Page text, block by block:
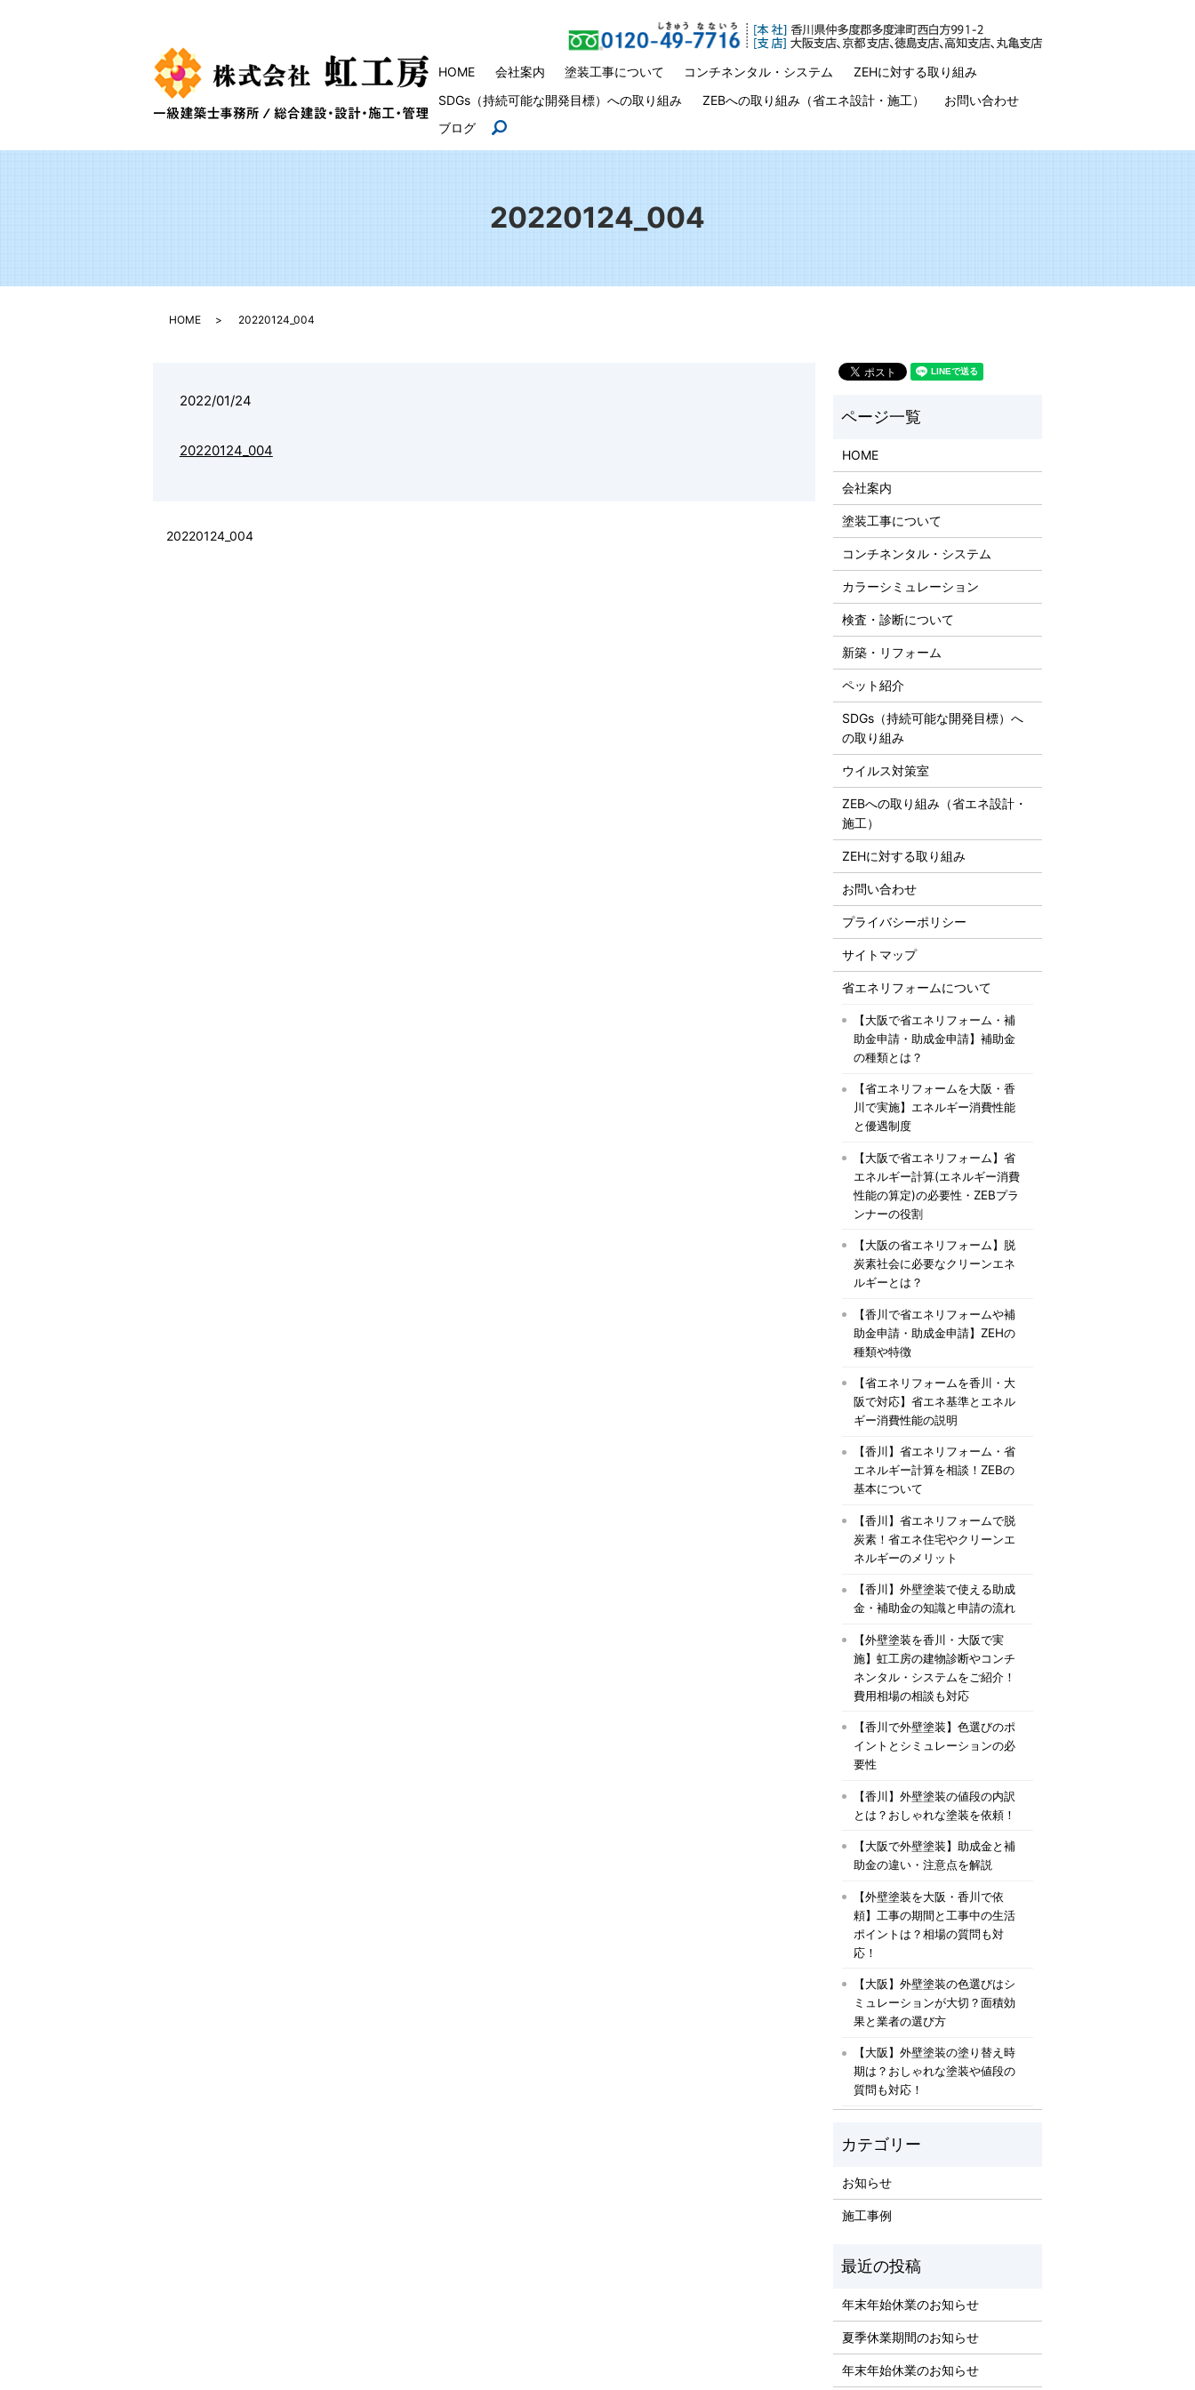
HOME 会社案内 塗装工事について コンチネンタル・システム
ZEHに対する取り組み
SDGs（持続可能な開発目標）への取り組み
ZEBへの取り組み（省エネ設計・施工）
お問い合わせ
ブログ
search
20220124_004
HOME 20220124_004
2022/01/24
20220124_004
20220124_004
HOME
会社案内
塗装工事について
コンチネンタル・システム
カラーシミュレーション
検査・診断について
新築・リフォーム
ペット紹介
SDGs（持続可能な開発目標）へ
の取り組み
ウイルス対策室
ZEBへの取り組み（省エネ設計・
施工）
ZEHに対する取り組み
お問い合わせ
プライバシーポリシー
サイトマップ
省エネリフォームについて
【大阪で省エネリフォーム・補
助金申請・助成金申請】補助金
の種類とは？
【省エネリフォームを大阪・香
川で実施】エネルギー消費性能
と優遇制度
【大阪で省エネリフォーム】省
エネルギー計算(エネルギー消費
性能の算定)の必要性・ZEBプラ
ンナーの役割
【大阪の省エネリフォーム】脱
炭素社会に必要なクリーンエネ
ルギーとは？
【香川で省エネリフォームや補
助金申請・助成金申請】ZEHの
種類や特徴
【省エネリフォームを香川・大
阪で対応】省エネ基準とエネル
ギー消費性能の説明
【香川】省エネリフォーム・省
エネルギー計算を相談！ZEBの
基本について
【香川】省エネリフォームで脱
炭素！省エネ住宅やクリーンエ
ネルギーのメリット
【香川】外壁塗装で使える助成
金・補助金の知識と申請の流れ
【外壁塗装を香川・大阪で実
施】虹工房の建物診断やコンチ
ネンタル・システムをご紹介！
費用相場の相談も対応
【香川で外壁塗装】色選びのポ
イントとシミュレーションの必
要性
【香川】外壁塗装の値段の内訳
とは？おしゃれな塗装を依頼！
【大阪で外壁塗装】助成金と補
助金の違い・注意点を解説
【外壁塗装を大阪・香川で依
頼】工事の期間と工事中の生活
ポイントは？相場の質問も対
応！
【大阪】外壁塗装の色選びはシ
ミュレーションが大切？面積効
果と業者の選び方
【大阪】外壁塗装の塗り替え時
期は？おしゃれな塗装や値段の
質問も対応！
お知らせ
施工事例
年末年始休業のお知らせ
夏季休業期間のお知らせ
年末年始休業のお知らせ